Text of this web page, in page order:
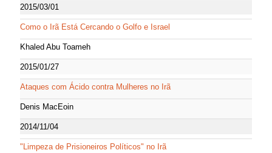
2015/03/01
Como o Irã Está Cercando o Golfo e Israel
Khaled Abu Toameh
2015/01/27
Ataques com Ácido contra Mulheres no Irã
Denis MacEoin
2014/11/04
"Limpeza de Prisioneiros Políticos" no Irã